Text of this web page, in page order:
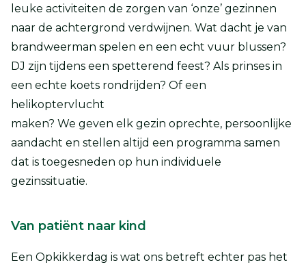
leuke activiteiten de zorgen van ‘onze’ gezinnen
naar de achtergrond verdwijnen. Wat dacht je van
brandweerman spelen en een echt vuur blussen?
DJ zijn tijdens een spetterend feest? Als prinses in
een echte koets rondrijden? Of een
helikoptervlucht
maken? We geven elk gezin oprechte, persoonlijke
aandacht en stellen altijd een programma samen
dat is toegesneden op hun individuele
gezinssituatie.
Van patiënt naar kind
Een Opkikkerdag is wat ons betreft echter pas het